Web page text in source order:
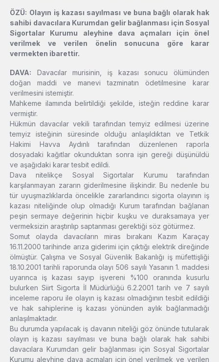
ÖZÜ: Olayın iş kazası sayılması ve buna bağlı olarak hak
sahibi davacılara Kurumdan gelir bağlanması için Sosyal
Sigortalar Kurumu aleyhine dava açmaları için önel
verilmek ve verilen önelin sonucuna göre karar
vermekten ibarettir.
DAVA: Davacılar murisinin, iş kazası sonucu ölümünden
doğan maddi ve manevi tazminatın ödetilmesine karar
verilmesini istemiştir.
Mahkeme ilamında belirtildiği şekilde, isteğin reddine karar
vermiştir.
Hükmün davacılar vekili tarafından temyiz edilmesi üzerine
temyiz isteğinin süresinde olduğu anlaşıldıktan ve Tetkik
Hakimi Havva Aydınlı tarafından düzenlenen raporla
dosyadaki kağıtlar okunduktan sonra işin gereği düşünüldü
ve aşağıdaki karar tesbit edildi.
Dava nitelikçe Sosyal Sigortalar Kurumu tarafından
karşılanmayan zararın giderilmesine ilişkindir. Bu nedenle bu
tür uyuşmazlıklarda öncelikle zararlandırıcı sigorta olayının iş
kazası niteliğinde olup olmadığı Kurum tarafından bağlanan
peşin sermaye değerinin hiçbir kuşku ve duraksamaya yer
vermeksizin araştırılıp saptanması gerektiği söz götürmez.
Somut olayda davacıların miras bırakanı Kazım Karaçay
16.11.2000 tarihinde arıza giderimi için çıktığı elektrik direğinde
ölmüştür. Çalışma ve Sosyal Güvenlik Bakanlığı iş müfettişliği
18.10.2001 tarihli raporunda olayı 506 sayılı Yasanın 1. maddesi
uyarınca iş kazası sayıp işvereni %100 oranında kusurlu
bulurken Siirt Sigorta İl Müdürlüğü 6.2.2001 tarih ve 7 sayılı
inceleme raporu ile olayın iş kazası olmadığının tesbit edildiği
ve hak sahiplerine iş kazası yönünden aylık bağlanmadığı
anlaşılmaktadır.
Bu durumda yapılacak iş davanın niteliği göz önünde tutularak
olayın iş kazası sayılması ve buna bağlı olarak hak sahibi
davacılara Kurumdan gelir bağlanması için Sosyal Sigortalar
Kurumu aleyhine dava açmaları için önel verilmek ve verilen